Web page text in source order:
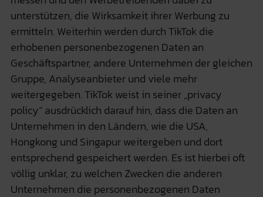
unterstützen, die Wirksamkeit ihrer Werbung zu
ermitteln. Weiterhin werden durch TikTok die
erhobenen personenbezogenen Daten an
Geschäftspartner, andere Unternehmen der gleichen
Gruppe, Analyseanbieter und viele mehr
weitergegeben. TikTok weist in seiner „privacy
policy“ ausdrücklich darauf hin, dass die Daten an
Unternehmen in den Ländern, wie die USA,
Hongkong und Singapur weitergeben und dort
entsprechend gespeichert werden. Es ist hierbei oft
völlig unklar, zu welchen Zwecken die anderen
Unternehmen die personenbezogenen Daten